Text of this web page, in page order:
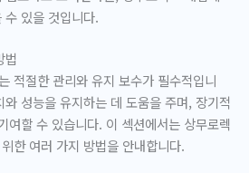
수 있을 것입니다.
법
적절한 관리와 유지 보수가 필수적입니
성능을 유지하는 데 도움을 주며, 장기적
여할 수 있습니다. 이 섹션에서는 상무로렉
한 여러 가지 방법을 안내합니다.